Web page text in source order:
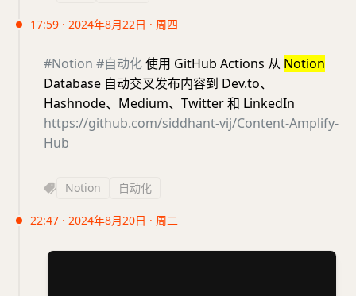
17:59 · 2024年8月22日 · 周四
#Notion #自动化使用 GitHub Actions 从 Notion
Database 自动交叉发布内容到 Dev.to、
Hashnode、Medium、Twitter 和 LinkedIn
https://github.com/siddhant-vij/Content-Amplify-
Hub
Notion 自动化
22:47 · 2024年8月20日 · 周二